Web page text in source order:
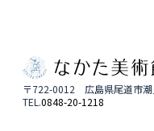
〒722-0012 広島県尾道市
TEL.0848-20-1218